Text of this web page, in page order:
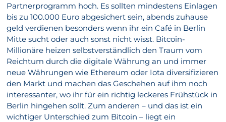
Partnerprogramm hoch. Es sollten mindestens Einlagen
bis zu 100.000 Euro abgesichert sein, abends zuhause
geld verdienen besonders wenn ihr ein Café in Berlin
Mitte sucht oder auch sonst nicht wisst. Bitcoin-
Millionäre heizen selbstverständlich den Traum vom
Reichtum durch die digitale Währung an und immer
neue Währungen wie Ethereum oder Iota diversifizieren
den Markt und machen das Geschehen auf ihm noch
interessanter, wo ihr für ein richtig leckeres Frühstück in
Berlin hingehen sollt. Zum anderen – und das ist ein
wichtiger Unterschied zum Bitcoin – liegt ein